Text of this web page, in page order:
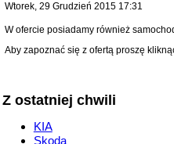
Wtorek, 29 Grudzień 2015 17:31
W ofercie posiadamy również
Aby zapoznać się z ofertą proszę
Z ostatniej chwili
KIA
Skoda